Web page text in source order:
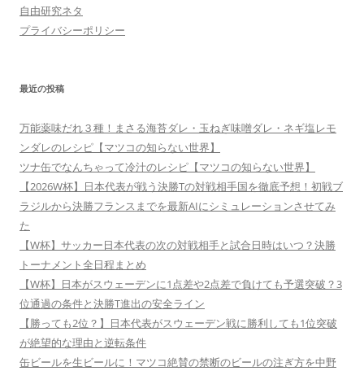
自由研究ネタ
プライバシーポリシー
最近の投稿
万能薬味だれ３種！まさる海苔ダレ・玉ねぎ味噌ダレ・ネギ塩レモ
ンダレのレシピ【マツコの知らない世界】
ツナ缶でなんちゃって冷汁のレシピ【マツコの知らない世界】
【2026W杯】日本代表が戦う決勝Tの対戦相手国を徹底予想！初戦ブ
ラジルから決勝フランスまでを最新AIにシミュレーションさせてみ
た
【W杯】サッカー日本代表の次の対戦相手と試合日時はいつ？決勝
トーナメント全日程まとめ
【W杯】日本がスウェーデンに1点差や2点差で負けても予選突破？3
位通過の条件と決勝T進出の安全ライン
【勝っても2位？】日本代表がスウェーデン戦に勝利しても1位突破
が絶望的な理由と逆転条件
缶ビールを生ビールに！マツコ絶賛の禁断のビールの注ぎ方を中野